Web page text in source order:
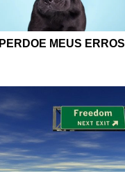
PERDOE MEUS ERROS